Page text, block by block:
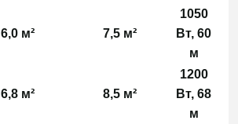
6,0 м² 7,5 м²
1050
Вт, 60
м
6,8 м² 8,5 м²
1200
Вт, 68
м